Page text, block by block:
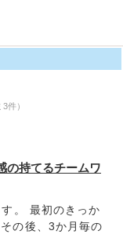
件）
の持てるチームワ
。 最初のきっか
の後、3か月毎の